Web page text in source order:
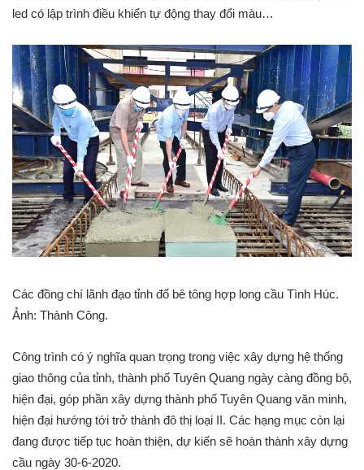
led có lập trình điều khiển tự động thay đổi màu…
Các đồng chí lãnh đạo tỉnh đổ bê tông hợp long cầu Tình Húc.
Ảnh: Thành Công.
Công trình có ý nghĩa quan trọng trong việc xây dựng hệ thống
giao thông của tỉnh, thành phố Tuyên Quang ngày càng đồng bộ,
hiện đại, góp phần xây dựng thành phố Tuyên Quang văn minh,
hiện đại hướng tới trở thành đô thị loại II. Các hạng mục còn lại
đang được tiếp tục hoàn thiện, dự kiến sẽ hoàn thành xây dựng
cầu ngày 30-6-2020.